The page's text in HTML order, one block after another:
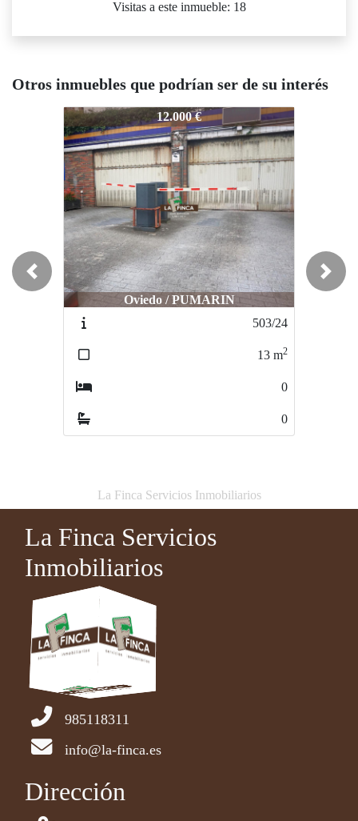
Visitas a este inmueble: 18
Otros inmuebles que podrían ser de su interés
214/22
12.000 €
Oviedo / PUMARIN
503/24
214/22 12.720 €
Oviedo / Centro
Previous Next
La Finca Servicios Inmobiliarios
La Finca Servicios
Inmobiliarios
985118311
info@la-finca.es
Dirección